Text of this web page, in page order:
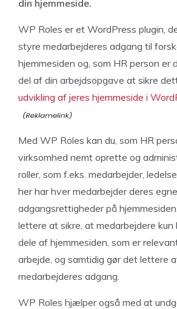
din hjemmeside.
WP Roles er et WordPress plugin,
styre medarbejderes adgang til
hjemmesiden og, som HR person er
del af din arbejdsopgave at sikre
udvikling af jeres hjemmeside i
Med WP Roles kan du, som HR
virksomhed nemt oprette og
roller, som f.eks. medarbejder,
her har hver medarbejder deres egne
adgangsrettigheder på
lettere at sikre, at medarbejdere kun
dele af hjemmesiden, som er
arbejde, og samtidig gør det lettere
medarbejderes adgang.
WP Roles hjælper også med at